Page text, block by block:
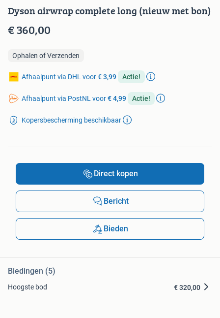
Dyson airwrap complete long (nieuw met bon)
€ 360,00
Ophalen of Verzenden
Afhaalpunt via DHL voor€ 3,99 Actie!
Afhaalpunt via PostNL voor€ 4,99 Actie!
Kopersbescherming beschikbaar
Direct kopen
Bericht
Bieden
Biedingen (5)
Hoogste bod € 320,00